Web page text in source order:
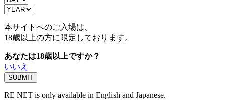
本サイトへのご入場は、
18歳以上の方に限定しております。
あなたは18歳以上ですか？
いいえ
RE NET is only available in English and Japanese.